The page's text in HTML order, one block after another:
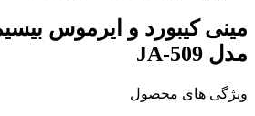
مدل JA-509
ویژگی های محصول